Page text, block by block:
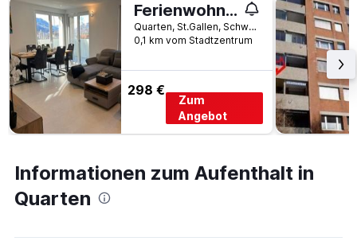
Ferienwohnung in Unterterzen am schöne Walensee
Quarten, St.Gallen, Schweiz
0,1 km vom Stadtzentrum
298 €
Zum
Angebot
Informationen zum Aufenthalt in
Quarten